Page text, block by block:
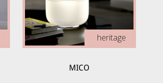
heritage
MICO